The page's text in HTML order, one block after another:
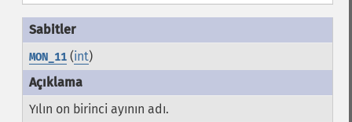
MON_11(int)
Yılın on birinci ayının adı.